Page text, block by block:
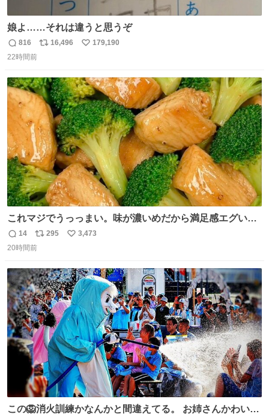
娘よ……それは違うと思うぞ
返
信
816
リ
ト
数
16,496
い
数
179,190
22時間前
これマジでうっっまい。味が濃いめだから満足感エグいし
1週間で3キロ痩せた😭
返
信
14
リ
ポ
ト
数
295
い
数
3,473
20時間前
この🦁消火訓練かなんかと間違えてる。 お姉さんかわいそ